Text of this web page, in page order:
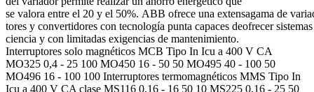
se valora entre el 20 y el 50%. ABB ofrece una extensagama de
tores y convertidores con tecnología punta capaces deofrecer
ciencia y con limitadas exigencias de mantenimiento.
Interruptores solo magnéticos MCB Tipo In Icu a 400 V CA
MO325 0,4 - 25 100 MO450 16 - 50 50 MO495 40 - 100 50
MO496 16 - 100 100 Interruptores termomagnéticos MMS Tipo In
Icu a 400 V CA clase MS116 0,16 - 16 50 10 MS225 0,16 - 25 50